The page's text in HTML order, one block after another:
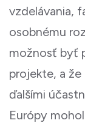
vzdelávania,
osobnému
možnosť byť
projekte, a
ďalšími
Európy